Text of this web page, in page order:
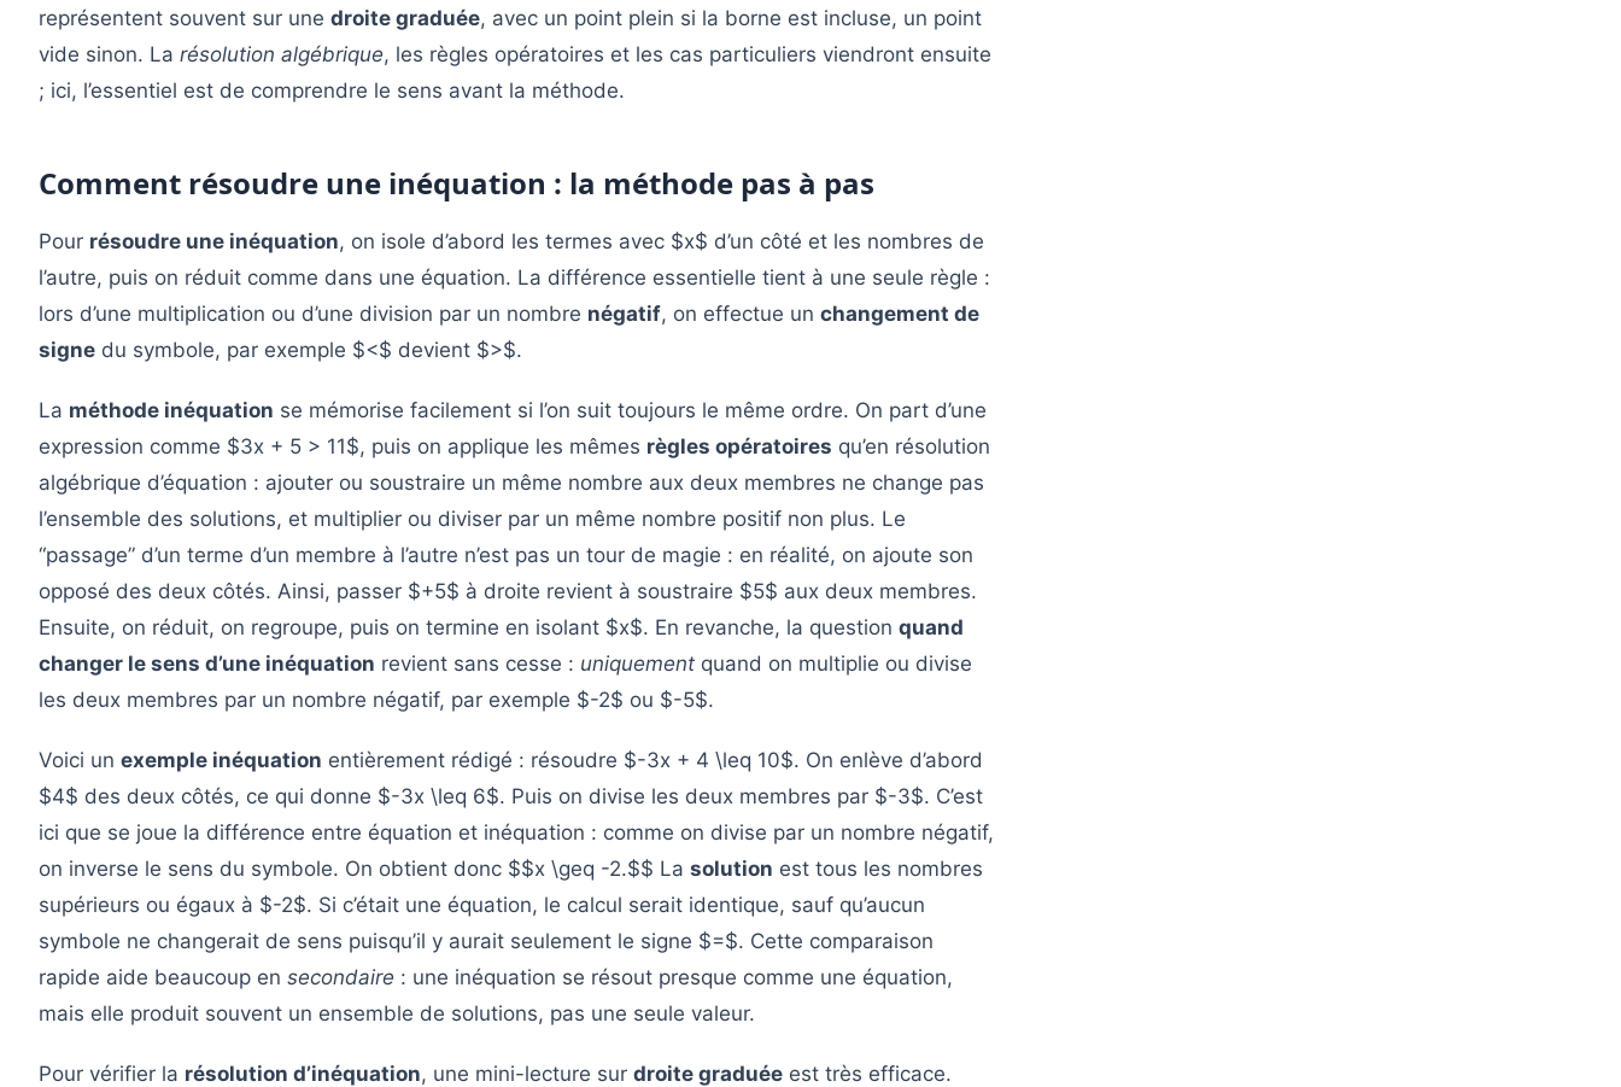
représentent souvent sur une droite graduée, avec un point plein si la borne est incluse, un point
vide sinon. La résolution algébrique, les règles opératoires et les cas particuliers viendront ensuite
; ici, l’essentiel est de comprendre le sens avant la méthode.
Comment résoudre une inéquation : la méthode pas à pas
Pour résoudre une inéquation, on isole d’abord les termes avec $x$ d’un côté et les nombres de
l’autre, puis on réduit comme dans une équation. La différence essentielle tient à une seule règle :
lors d’une multiplication ou d’une division par un nombre négatif, on effectue un changement de
signe du symbole, par exemple $<$ devient $>$.
La méthode inéquation se mémorise facilement si l’on suit toujours le même ordre. On part d’une
expression comme $3x + 5 > 11$, puis on applique les mêmes règles opératoires qu’en résolution
algébrique d’équation : ajouter ou soustraire un même nombre aux deux membres ne change pas
l’ensemble des solutions, et multiplier ou diviser par un même nombre positif non plus. Le
“passage” d’un terme d’un membre à l’autre n’est pas un tour de magie : en réalité, on ajoute son
opposé des deux côtés. Ainsi, passer $+5$ à droite revient à soustraire $5$ aux deux membres.
Ensuite, on réduit, on regroupe, puis on termine en isolant $x$. En revanche, la question quand
changer le sens d’une inéquation revient sans cesse : uniquement quand on multiplie ou divise
les deux membres par un nombre négatif, par exemple $-2$ ou $-5$.
Voici un exemple inéquation entièrement rédigé : résoudre $-3x + 4 \leq 10$. On enlève d’abord
$4$ des deux côtés, ce qui donne $-3x \leq 6$. Puis on divise les deux membres par $-3$. C’est
ici que se joue la différence entre équation et inéquation : comme on divise par un nombre négatif,
on inverse le sens du symbole. On obtient donc $$x \geq -2.$$ La solution est tous les nombres
supérieurs ou égaux à $-2$. Si c’était une équation, le calcul serait identique, sauf qu’aucun
symbole ne changerait de sens puisqu’il y aurait seulement le signe $=$. Cette comparaison
rapide aide beaucoup en secondaire : une inéquation se résout presque comme une équation,
mais elle produit souvent un ensemble de solutions, pas une seule valeur.
Pour vérifier la résolution d’inéquation, une mini-lecture sur droite graduée est très efficace.